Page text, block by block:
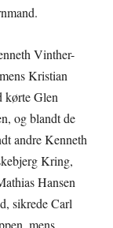
Vinther-
Kristian
kørte Glen
og blandt de
andre Kenneth
Kring,
Hansen
sikrede Carl
mens